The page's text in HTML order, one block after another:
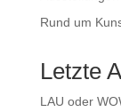
Rund um
Letzte
LAU oder